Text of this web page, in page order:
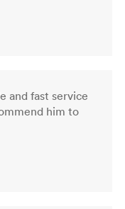
and fast service
him to